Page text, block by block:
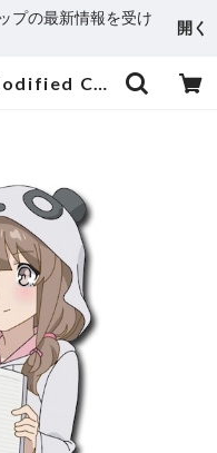
プの最新情報を受け
開く
IKIGAI Garage Modified Cars Are NOT A Crime Diecut | 輸入アニメステッカー専門店 SUNSET Stickers Store